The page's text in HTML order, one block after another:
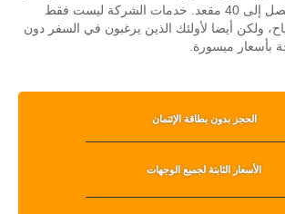
الحافلة ذات مقاعد تصل إلى 40 مقعد. خدمات الشركة ليست فقط
ولكن أيضا لأولئك الذين يرغبون في السفر دون
بأسعار ميسورة.
الحجز بدون بطاقة الإئتمان
الأسعار الثابتة لجميع الوجهات